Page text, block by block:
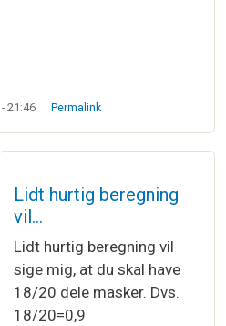
21:46 Permalink
afSara
Lidt hurtig beregning
vil…
Lidt hurtig beregning vil
sige mig, at du skal have
18/20 dele masker. Dvs.
18/20=0,9